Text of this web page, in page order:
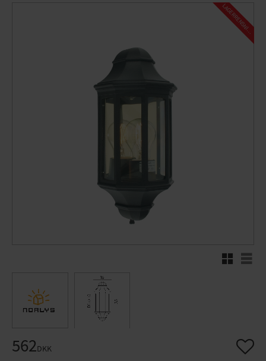
L
A
G
E
R
R
E
N
S
N
I
N
G
RutenettListe
562DKK Gem